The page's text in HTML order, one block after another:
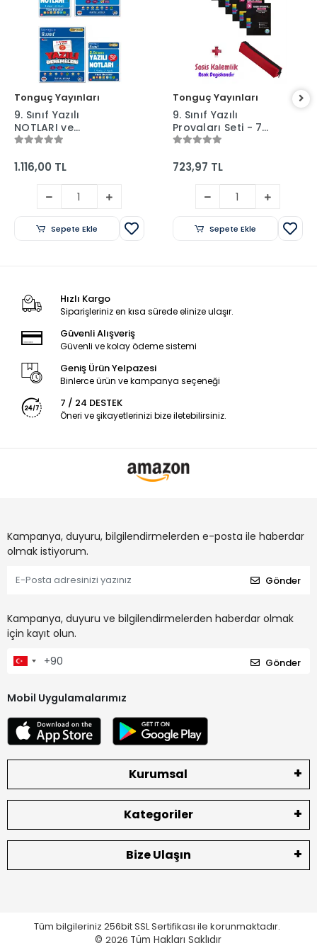
Tonguç Yayınları
9. Sınıf Yazılı
NOTLARI ve
DENEMELERİ - 1 ve 2.
Yayınları
1.116,00 TL
Sepete Ekle
Tonguç Yayınları
9. Sınıf Yazılı
Provaları Seti - 7
Kitap 1 ve 2. Dönem
Kutusu
723,97 TL
Sepete Ekle
Hızlı Kargo
Siparişleriniz en kısa sürede elinize ulaşır.
Güvenli Alışveriş
Güvenli ve kolay ödeme sistemi
Geniş Ürün Yelpazesi
Binlerce ürün ve kampanya seçeneği
7 / 24 DESTEK
Öneri ve şikayetlerinizi bize iletebilirsiniz.
Kampanya, duyuru, bilgilendirmelerden e-posta ile haberdar
olmak istiyorum.
Gönder
Kampanya, duyuru ve bilgilendirmelerden haberdar olmak
için kayıt olun.
Gönder
Mobil Uygulamalarımız
Kurumsal
Kategoriler
Bize Ulaşın
Tüm bilgileriniz 256bit SSL Sertifikası ile korunmaktadır.
©2026 Tüm Hakları Saklıdır